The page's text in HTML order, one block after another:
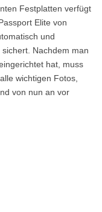
Festplatten verfügt
Elite von
und
Nachdem man
hat, muss
wichtigen Fotos,
von nun an vor